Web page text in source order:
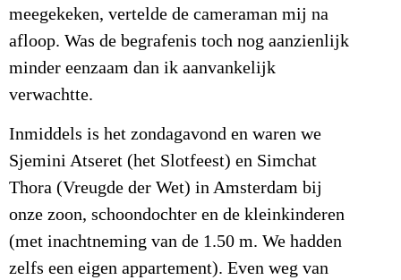
meegekeken, vertelde de cameraman mij na
afloop. Was de begrafenis toch nog aanzienlijk
minder eenzaam dan ik aanvankelijk
verwachtte.
Inmiddels is het zondagavond en waren we
Sjemini Atseret (het Slotfeest) en Simchat
Thora (Vreugde der Wet) in Amsterdam bij
onze zoon, schoondochter en de kleinkinderen
(met inachtneming van de 1.50 m. We hadden
zelfs een eigen appartement). Even weg van